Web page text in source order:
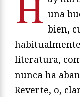
una
bien,
literatura,
nunca ha
Reverte, o,